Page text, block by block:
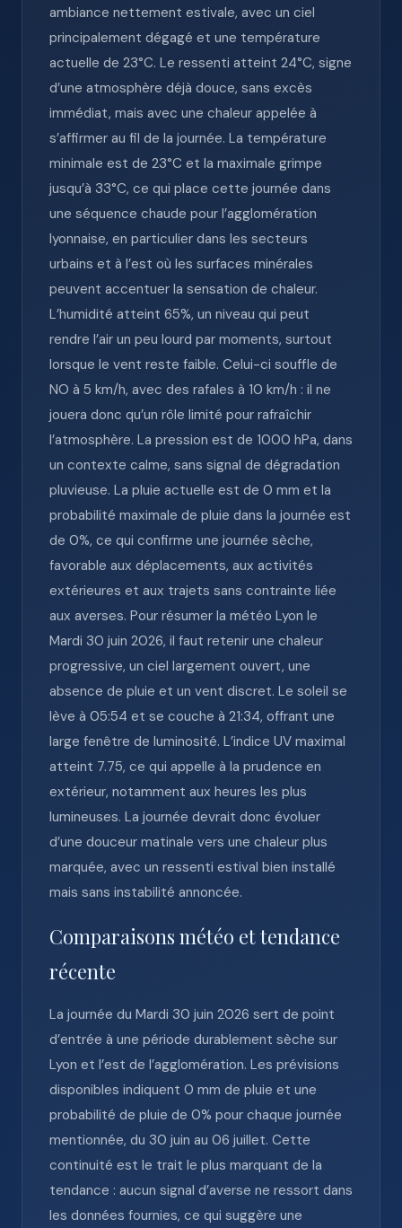
ambiance nettement estivale, avec un ciel
principalement dégagé et une température
actuelle de 23°C. Le ressenti atteint 24°C, signe
d’une atmosphère déjà douce, sans excès
immédiat, mais avec une chaleur appelée à
s’affirmer au fil de la journée. La température
minimale est de 23°C et la maximale grimpe
jusqu’à 33°C, ce qui place cette journée dans
une séquence chaude pour l’agglomération
lyonnaise, en particulier dans les secteurs
urbains et à l’est où les surfaces minérales
peuvent accentuer la sensation de chaleur.
L’humidité atteint 65%, un niveau qui peut
rendre l’air un peu lourd par moments, surtout
lorsque le vent reste faible. Celui-ci souffle de
NO à 5 km/h, avec des rafales à 10 km/h : il ne
jouera donc qu’un rôle limité pour rafraîchir
l’atmosphère. La pression est de 1000 hPa, dans
un contexte calme, sans signal de dégradation
pluvieuse. La pluie actuelle est de 0 mm et la
probabilité maximale de pluie dans la journée est
de 0%, ce qui confirme une journée sèche,
favorable aux déplacements, aux activités
extérieures et aux trajets sans contrainte liée
aux averses. Pour résumer la météo Lyon le
Mardi 30 juin 2026, il faut retenir une chaleur
progressive, un ciel largement ouvert, une
absence de pluie et un vent discret. Le soleil se
lève à 05:54 et se couche à 21:34, offrant une
large fenêtre de luminosité. L’indice UV maximal
atteint 7.75, ce qui appelle à la prudence en
extérieur, notamment aux heures les plus
lumineuses. La journée devrait donc évoluer
d’une douceur matinale vers une chaleur plus
marquée, avec un ressenti estival bien installé
mais sans instabilité annoncée.
Comparaisons météo et tendance
récente
La journée du Mardi 30 juin 2026 sert de point
d’entrée à une période durablement sèche sur
Lyon et l’est de l’agglomération. Les prévisions
disponibles indiquent 0 mm de pluie et une
probabilité de pluie de 0% pour chaque journée
mentionnée, du 30 juin au 06 juillet. Cette
continuité est le trait le plus marquant de la
tendance : aucun signal d’averse ne ressort dans
les données fournies, ce qui suggère une